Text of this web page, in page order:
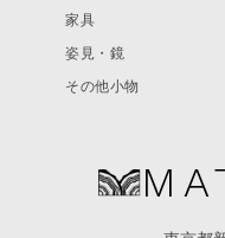
家具
姿見・鏡
その他小物